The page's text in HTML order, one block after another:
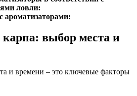
ловли:
ароматизаторами:
выбор места и
и времени – это ключевые факторы